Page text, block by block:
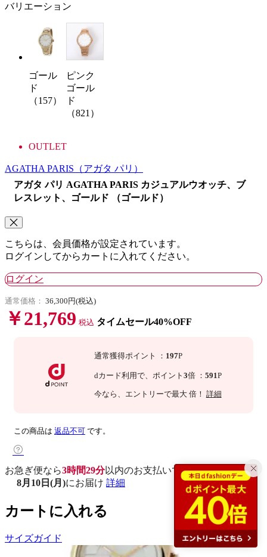
バリエーション
ゴール
ド
（157）
ピンク
ゴール
ド
（821）
OUTLET
AGATHA PARIS （アガタ パリ）
アガタ パリ AGATHA PARIS カジュアルウオッチ、ブ
レスレット、ゴールド （ゴールド）
こちらは、会員価格が設定されています。
ログインしてからカートに入れてください。
ログイン
通常価格： 36,300円(税込)
￥21,769 税込 タイムセール40%OFF
通常獲得ポイント ： 197P
dカード利用で、 ポイント 3倍 ： 591P
今なら 、エントリーで最大 倍！ 詳細
この商品は 返品不可 です。
お急ぎ便なら3時間29分以内のお支払いで
8月10日(月)にお届け 詳細
カートに入れる
サイズガイド